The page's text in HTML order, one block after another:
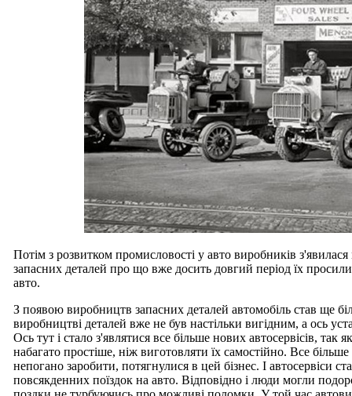
Потім з розвитком промисловості у авто виробників
запасних деталей про що вже досить довгий період їх
авто.
З появою виробництв запасних деталей автомобіль став ще
виробництві деталей вже не був настільки вигідним, а ось
Ось тут і стало з'являтися все більше нових автосервісів, так
набагато простіше, ніж виготовляти їх самостійно. Все
непогано заробити, потягнулися в цей бізнес. І автосервіси
повсякденних поїздок на авто. Відповідно і люди могли